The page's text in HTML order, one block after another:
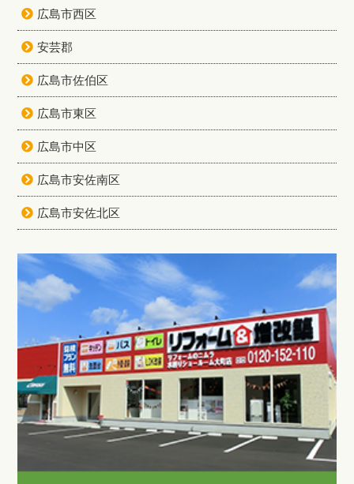
広島市西区
安芸郡
広島市佐伯区
広島市東区
広島市中区
広島市安佐南区
広島市安佐北区